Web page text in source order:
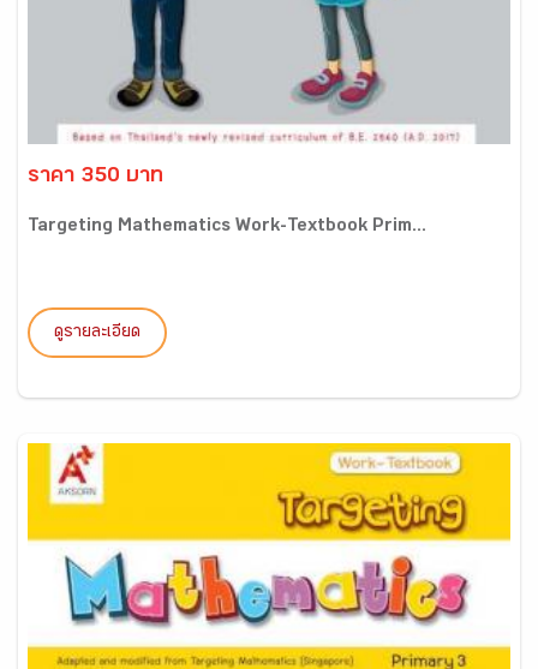
ราคา 350 บาท
Targeting Mathematics Work-Textbook Prim...
ดูรายละเอียด